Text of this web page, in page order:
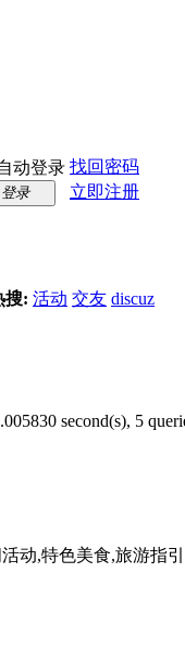
动登录 找回密码
登录
立即注册
搜: 活动 交友 discuz
second(s), 5
动,特色美食,旅游